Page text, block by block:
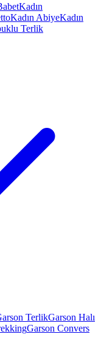
Kadın
Kadın AbiyeKadın
Terlik
TerlikGarson Halı
Garson Convers